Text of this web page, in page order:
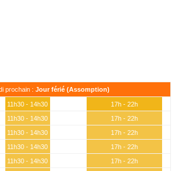
prochain : Jour férié (Assomption)
11h30 - 14h30
17h - 22h
11h30 - 14h30
17h - 22h
11h30 - 14h30
17h - 22h
11h30 - 14h30
17h - 22h
11h30 - 14h30
17h - 22h